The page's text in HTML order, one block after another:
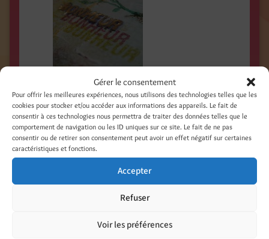
Gérer le consentement
Pour offrir les meilleures expériences, nous utilisons des technologies telles que les
cookies pour stocker et/ou accéder aux informations des appareils. Le fait de
consentir à ces technologies nous permettra de traiter des données telles que le
comportement de navigation ou les ID uniques sur ce site. Le fait de ne pas
consentir ou de retirer son consentement peut avoir un effet négatif sur certaines
caractéristiques et fonctions.
Accepter
Refuser
Voir les préférences